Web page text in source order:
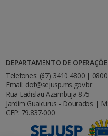
DEPARTAMENTO DE
Telefones: (67) 3410 4800 |
Email: dof@sejusp.ms.gov.br
Rua Ladislau Azambuja 875
Jardim Guaicurus - Dourados |
CEP: 79.837-000